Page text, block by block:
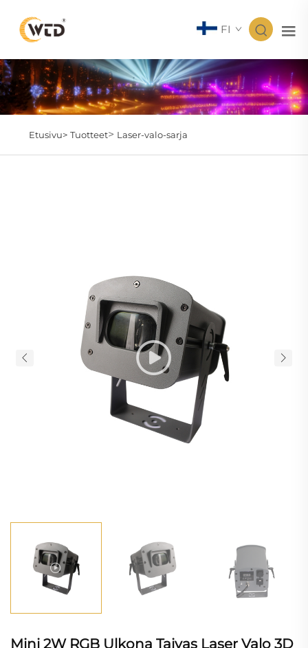
FI
Etusivu> Tuotteet> Laser-valo-sarja
Mini 2W RGB Ulkona Taivas Laser Valo 3D